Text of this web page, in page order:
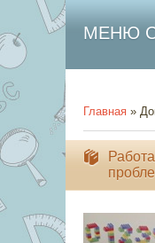
МЕНЮ
Главная »